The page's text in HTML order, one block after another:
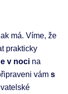
má. Víme, že
prakticky
v noci na
vám s